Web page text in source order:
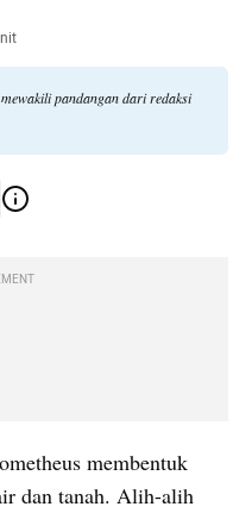
pandangan dari redaksi
membentuk
dan tanah. Alih-alih